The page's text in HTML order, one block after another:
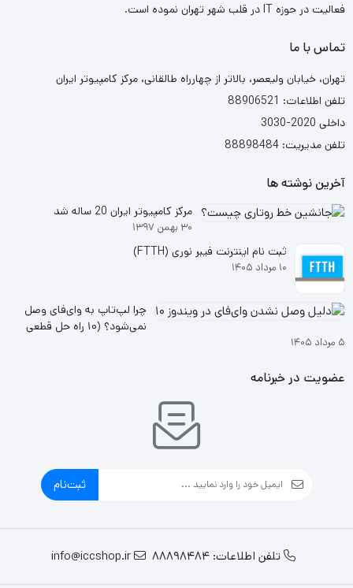
فعالیت در حوزه IT در قلب شهر تهران نموده است.
تماس با ما
تهران، خیابان ولیعصر، بالاتر از چهارراه طالقانی، مرکز کامپیوتر ایران
تلفن اطلاعات: 88906521
داخلی 2020-3030
تلفن مدیریت: 88898484
آخرین نوشته ها
مرکز کامپیوتر ایران 20 ساله شد
۳۰ بهمن ۱۳۹۷
ثبت نام اینترنت فیبر نوری (FTTH)
۱۰ مرداد ۱۴۰۵
چرا لپ‌تاپ به وای‌فای وصل
نمی‌شود؟ (۱۰ راه حل قطعی
۵ مرداد ۱۴۰۵
عضویت در خبرنامه
ثبت‌نام
تلفن اطلاعات: 88898484 info@iccshop.ir